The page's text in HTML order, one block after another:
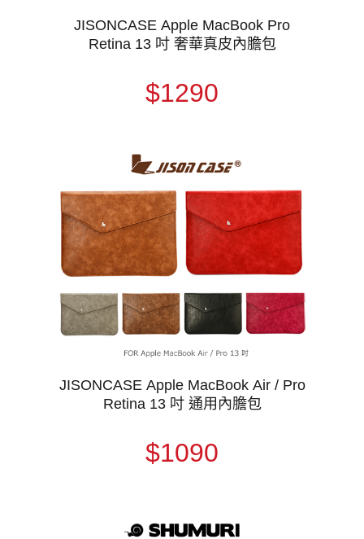
JISONCASE Apple MacBook Pro
Retina 13 吋 奢華真皮內膽包
$1290
JISONCASE Apple MacBook Air / Pro
Retina 13 吋 通用內膽包
$1090